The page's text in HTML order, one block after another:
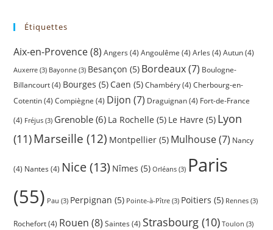
Étiquettes
Aix-en-Provence(8) Angers (4) Angoulême (4) Arles (4) Autun(4)
Auxerre (3) Bayonne (3) Besançon (5) Bordeaux(7) Boulogne-
Billancourt(4) Bourges (5) Caen (5) Chambéry(4) Cherbourg-en-
Cotentin(4) Compiègne (4) Dijon (7) Draguignan(4) Fort-de-France
(4) Fréjus (3) Grenoble (6) La Rochelle (5) Le Havre (5) Lyon
(11)Marseille (12) Montpellier (5) Mulhouse(7) Nancy
(4) Nantes (4) Nice(13) Nîmes (5) Orléans (3) Paris
(55) Pau (3) Perpignan (5) Pointe-à-Pître (3) Poitiers (5) Rennes (3)
Rochefort(4) Rouen (8) Saintes (4) Strasbourg (10) Toulon (3)